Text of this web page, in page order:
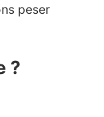
peser
?